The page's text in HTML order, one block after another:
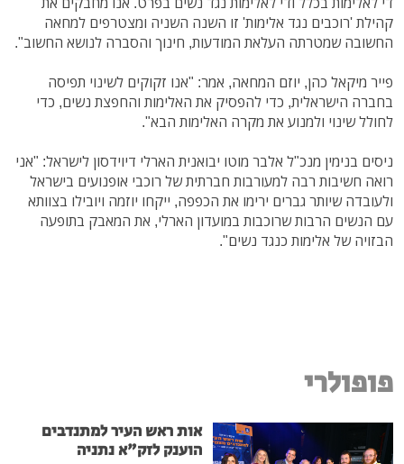
קהילת 'רוכבים נגד אלימות' זו השנה השניה ומצטרפים למחאה
החשובה שמטרתה העלאת המודעות, חינוך והסברה לנושא החשוב".
פייר מיקאל כהן, יוזם המחאה, אמר: "אנו זקוקים לשינוי תפיסה
בחברה הישראלית, כדי להפסיק את האלימות והחפצת נשים, כדי
לחולל שינוי ולמנוע את מקרה האלימות הבא".
ניסים בנימין מנכ"ל אלבר מוטו יבואנית הארלי דיוידסון לישראל: "אני
רואה חשיבות רבה למעורבות חברתית של רוכבי אופנועים בישראל
ולעובדה שיותר גברים ירימו את הכפפה, ייקחו יוזמה ויובילו בצוותא
עם הנשים הרבות שרוכבות במועדון הארלי, את המאבק בתופעה
הבזויה של אלימות כנגד נשים".
פופולרי
אות ראש העיר למתנדבים
הוענק לזק"א נתניה